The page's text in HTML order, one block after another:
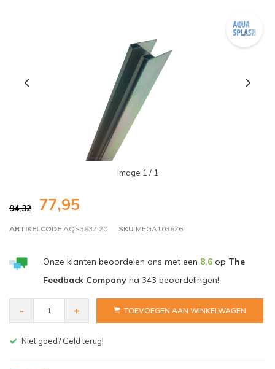
Image 1 / 1
94,32 77,95
ARTIKELCODE AQS3837.20 SKU MEGA103876
Onze klanten beoordelen ons met een 8,6op The
Feedback Companyna 343 beoordelingen!
- + TOEVOEGEN AAN WINKELWAGEN
Gratis bezorgen v.a. € 150,- (NL)